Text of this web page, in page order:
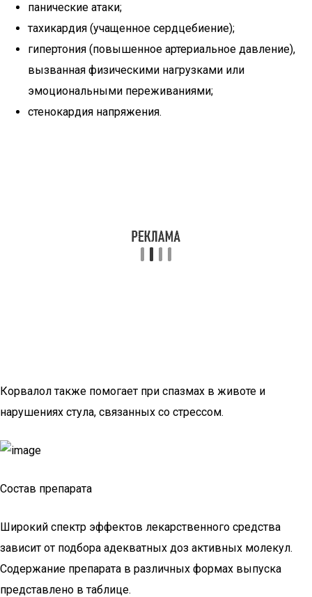
панические атаки;
тахикардия (учащенное сердцебиение);
гипертония (повышенное артериальное давление),
вызванная физическими нагрузками или
эмоциональными переживаниями;
стенокардия напряжения.
Корвалол также помогает при спазмах в животе и
нарушениях стула, связанных со стрессом.
Состав препарата
Широкий спектр эффектов лекарственного средства
зависит от подбора адекватных доз активных молекул.
Содержание препарата в различных формах выпуска
представлено в таблице.